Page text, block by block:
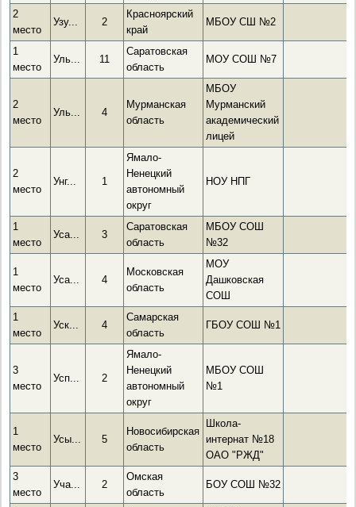
2
место
Узу... 2
Красноярский
край
МБОУ СШ №2
1
место
Уль... 11
Саратовская
область
МОУ СОШ №7
2
место
Уль... 4
Мурманская
область
МБОУ
Мурманский
академический
лицей
2
место
Унг... 1
Ямало-
Ненецкий
автономный
округ
НОУ НПГ
1
место
Уса... 3
Саратовская
область
МБОУ СОШ
№32
1
место
Уса... 4
Московская
область
МОУ
Дашковская
СОШ
1
место
Уск... 4
Самарская
область
ГБОУ СОШ №1
3
место
Усп... 2
Ямало-
Ненецкий
автономный
округ
МБОУ СОШ
№1
1
место
Усы... 5
Новосибирская
область
Школа-
интернат №18
ОАО "РЖД"
3
место
Уча... 2
Омская
область
БОУ СОШ №32